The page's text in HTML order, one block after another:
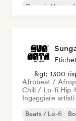
Organic House /
&gt; 1300
Afrobeat /
Chill / Lo-fi Hip-
Ingaggiare
Beats / Lo-fi